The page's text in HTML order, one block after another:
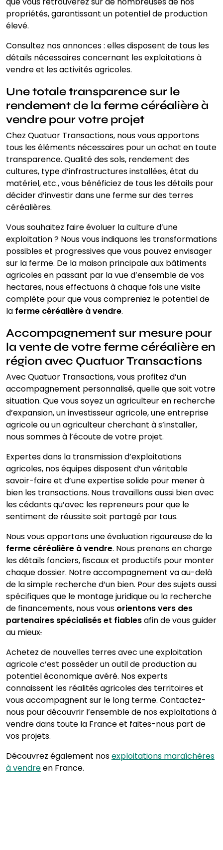
propriétés, garantissant un potentiel de production
élevé.
Consultez nos annonces : elles disposent de tous les
détails nécessaires concernant les exploitations à
vendre et les activités agricoles.
Une totale transparence sur le
rendement de la ferme céréalière à
vendre pour votre projet
Chez Quatuor Transactions, nous vous apportons
tous les éléments nécessaires pour un achat en toute
transparence. Qualité des sols, rendement des
cultures, type d’infrastructures installées, état du
matériel, etc., vous bénéficiez de tous les détails pour
décider d’investir dans une ferme sur des terres
céréalières.
Vous souhaitez faire évoluer la culture d’une
exploitation ? Nous vous indiquons les transformations
possibles et progressives que vous pouvez envisager
sur la ferme. De la maison principale aux bâtiments
agricoles en passant par la vue d’ensemble de vos
hectares, nous effectuons à chaque fois une visite
complète pour que vous compreniez le potentiel de
laferme céréalière à vendre.
Accompagnement sur mesure pour
la vente de votre ferme céréalière en
région avec Quatuor Transactions
Avec Quatuor Transactions, vous profitez d’un
accompagnement personnalisé, quelle que soit votre
situation. Que vous soyez un agriculteur en recherche
d’expansion, un investisseur agricole, une entreprise
agricole ou un agriculteur cherchant à s’installer,
nous sommes à l’écoute de votre projet.
Expertes dans la transmission d’exploitations
agricoles, nos équipes disposent d’un véritable
savoir-faire et d’une expertise solide pour mener à
bien les transactions. Nous travaillons aussi bien avec
les cédants qu’avec les repreneurs pour que le
sentiment de réussite soit partagé par tous.
Nous vous apportons une évaluation rigoureuse de la
ferme céréalière à vendre. Nous prenons en charge
les détails fonciers, fiscaux et productifs pour monter
chaque dossier. Notre accompagnement va au-delà
de la simple recherche d’un bien. Pour des sujets aussi
spécifiques que le montage juridique ou la recherche
de financements, nous vousorientons vers des
partenaires spécialisés et fiablesafin de vous guider
au mieux.
Achetez de nouvelles terres avec une exploitation
agricole c’est posséder un outil de production au
potentiel économique avéré. Nos experts
connaissent les réalités agricoles des territoires et
vous accompagnent sur le long terme. Contactez-
nous pour découvrir l’ensemble de nos exploitations à
vendre dans toute la France et faites-nous part de
vos projets.
Découvrez également nosexploitations maraîchères
à vendreen France.